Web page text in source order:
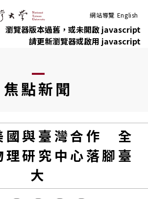
網站導覽 English
瀏覽器版本過舊，或未開啟 javascript
請更新瀏覽器或啟用 javascript
焦點新聞
國與臺灣合作 全
理研究中心落腳臺
大